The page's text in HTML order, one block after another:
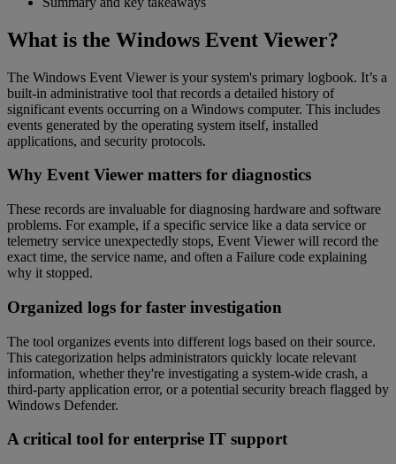
What is the Windows Event Viewer?
The Windows Event Viewer is your system's primary logbook. It’s a
built-in administrative tool that records a detailed history of
significant events occurring on a Windows computer. This includes
events generated by the operating system itself, installed
applications, and security protocols.
Why Event Viewer matters for diagnostics
These records are invaluable for diagnosing hardware and software
problems. For example, if a specific service like a data service or
telemetry service unexpectedly stops, Event Viewer will record the
exact time, the service name, and often a Failure code explaining
why it stopped.
Organized logs for faster investigation
The tool organizes events into different logs based on their source.
This categorization helps administrators quickly locate relevant
information, whether they're investigating a system-wide crash, a
third-party application error, or a potential security breach flagged by
Windows Defender.
A critical tool for enterprise IT support